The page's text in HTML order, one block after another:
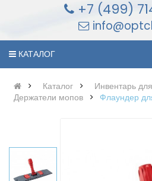
+7 (499)
КАТАЛОГ
Каталог
Инвентарь
Держатели мопов
Флаундер